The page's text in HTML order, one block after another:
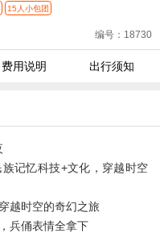
15人小包团
编号：18730
费用说明 出行须知
记忆科技+文化，穿越时空
越时空的奇幻之旅
兵俑表情全拿下